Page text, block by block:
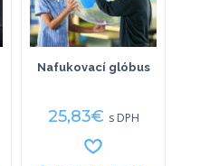
Nafukovací glóbus
25,83€ s DPH